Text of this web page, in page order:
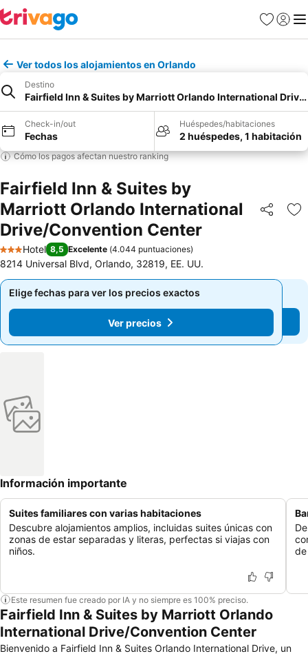
Favoritos
Iniciar
Ver todos los alojamientos en Orlando
Destino
Fairfield Inn & Suites by Marriott Orlando International
Check-in/out
Fechas
Huéspedes/habitaciones
2 huéspedes, 1 habitación
Cómo los pagos afectan nuestro ranking
Fairfield Inn & Suites by
Marriott Orlando International
Drive/Convention Center
Compartir
3 Estrellas
Hotel 8,5 Excelente (4.044 puntuaciones)
8214 Universal Blvd, Orlando, 32819, EE. UU.
Elige fechas para ver los precios exactos
Ver precios
Elige fechas para ver los precios exactos
Ver precios
Información importante
Suites familiares con varias habitaciones
Descubre alojamientos amplios, incluidas suites únicas con
zonas de estar separadas y literas, perfectas si viajas con
niños.
Este resumen fue creado por IA y no siempre es 100% preciso.
Fairfield Inn & Suites by Marriott Orlando
International Drive/Convention Center
Bienvenido a Fairfield Inn & Suites Orlando International Drive, un